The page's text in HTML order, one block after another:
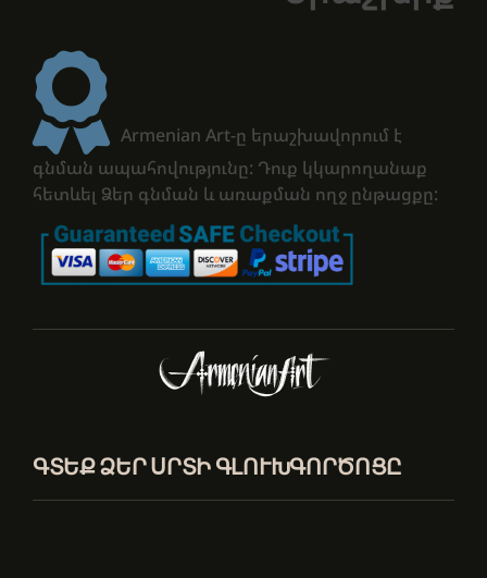
Armenian Art-ը երաշխավորում է
գնման ապահովությունը: Դուք կկարողանաք
հետևել Ձեր գնման և առաքման ողջ ընթացքը:
ԳՏԵՔ ՁԵՐ ՍՐՏԻ ԳԼՈՒԽԳՈՐԾՈՑԸ